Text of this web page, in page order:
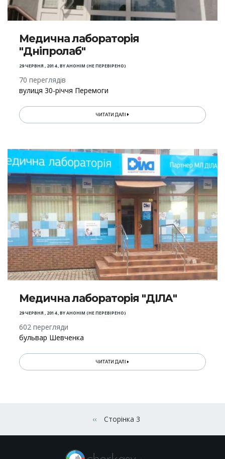
Медична лабораторія
"Дніпролаб"
29 ЧЕРВНЯ , 2014,BYАНОНІМ (НЕ ПЕРЕВІРЕНО)
70 переглядів
вулиця 30-річчя Перемоги
ЧИТАТИ ДАЛІ
Медична лабораторія "ДІЛА"
29 ЧЕРВНЯ , 2014,BYАНОНІМ (НЕ ПЕРЕВІРЕНО)
602 перегляди
бульвар Шевченка
ЧИТАТИ ДАЛІ
сторінки
Попередня сторінка
‹‹ Сторінка 3